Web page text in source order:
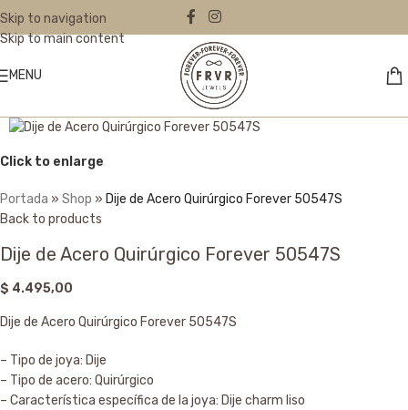
Skip to navigation
Skip to main content
MENU
Click to enlarge
Portada » Shop » Dije de Acero Quirúrgico Forever 50547S
Back to products
Dije de Acero Quirúrgico Forever 50547S
$ 4.495,00
Dije de Acero Quirúrgico Forever 50547S
– Tipo de joya: Dije
– Tipo de acero: Quirúrgico
– Característica específica de la joya: Dije charm liso